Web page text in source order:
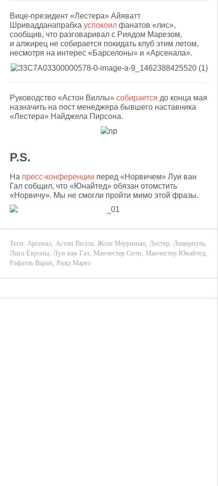
Вице-президент «Лестера» Айяватт
Шривадданапрабха успокоил фанатов «лис»,
сообщив, что разговаривал с Риядом Марезом,
и алжирец не собирается покидать клуб этим летом,
несмотря на интерес «Барселоны» и «Арсенала».
Руководство «Астон Виллы» собирается до конца мая
назначить на пост менеджера бывшего наставника
«Лестера» Найджела Пирсона.
P.S.
На пресс-конференции перед «Норвичем» Луи ван
Гал собщил, что «Юнайтед» обязан отомстить
«Норвичу». Мы не смогли пройти мимо этой фразы.
Теги: Арсенал Астон Вилла Жозе Моуринью Лестер Ливерпуль
Лига Европы Луи ван Гал Манчестер Сити Манчестер Юнайтед
Рафаэль Варан
Рияд Марез